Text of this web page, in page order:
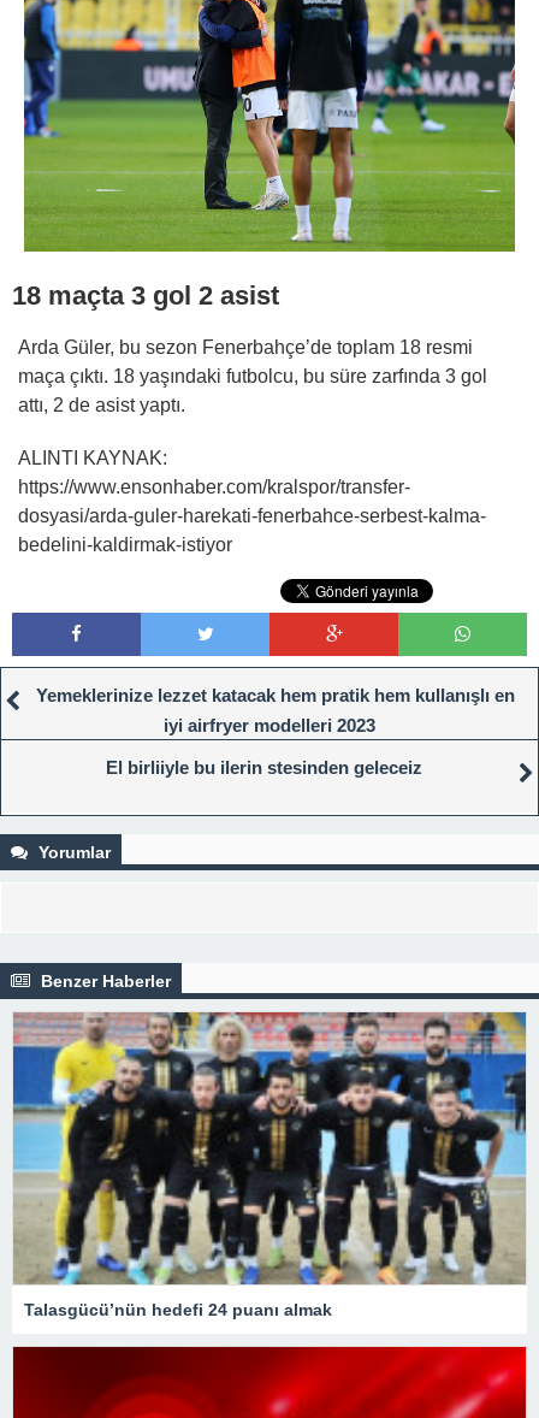
18 maçta 3 gol 2 asist
Arda Güler, bu sezon Fenerbahçe’de toplam 18 resmi
maça çıktı. 18 yaşındaki futbolcu, bu süre zarfında 3 gol
attı, 2 de asist yaptı.
ALINTI KAYNAK:
https://www.ensonhaber.com/kralspor/transfer-
dosyasi/arda-guler-harekati-fenerbahce-serbest-kalma-
bedelini-kaldirmak-istiyor
Yemeklerinize lezzet katacak hem pratik hem kullanışlı en
iyi airfryer modelleri 2023
El birliiyle bu ilerin stesinden geleceiz
Yorumlar
Benzer Haberler
Talasgücü’nün hedefi 24 puanı almak